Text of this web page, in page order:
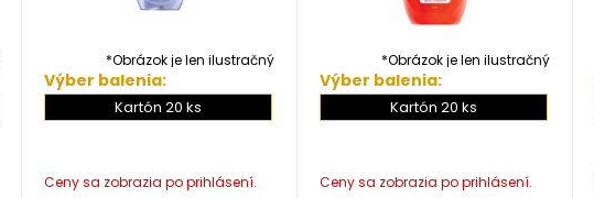
*Obrázok je len ilustračný
Výber balenia:
Kartón 20 ks
*Obrázok je len ilustračný
Výber balenia:
Kartón 20 ks